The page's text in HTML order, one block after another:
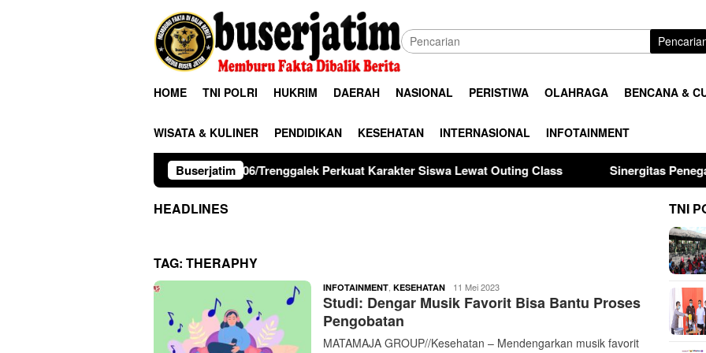
HOME TNI POLRI HUKRIM DAERAH NASIONAL PERISTIWA OLAHRAGA BENCANA &
WISATA & KULINER PENDIDIKAN KESEHATAN INTERNASIONAL INFOTAINMENT
Buserjatim
Kodim 0806/Trenggalek Perkuat Karakter Siswa Lewat Outing Class Sinergitas Penegak Hukum,
HEADLINES
TAG: THERAPHY
INFOTAINMENT KESEHATANbuserjatim
11 Mei 2023
Studi: Dengar Musik Favorit Bisa Bantu Proses
Pengobatan
MATAMAJA GROUP//Kesehatan – Mendengarkan musik favorit
TNI